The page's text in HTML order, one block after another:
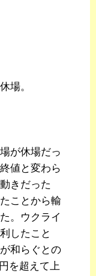
場。
が休場だっ
値と変わら
きだった
ことから輸
。ウクライ
したこと
和らぐとの
を超えて上